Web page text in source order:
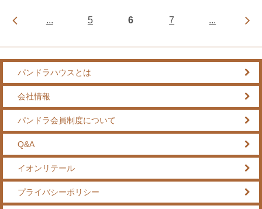
... 5 6 7 ...
パンドラハウスとは
会社情報
パンドラ会員制度について
Q&A
イオンリテール
プライバシーポリシー